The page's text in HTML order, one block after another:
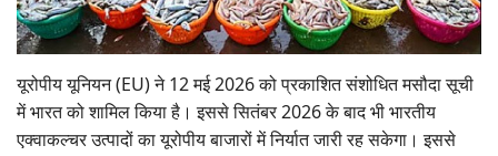
Gallery
National
Latest News
यूरोपीय यूनियन (EU) ने 12 मई 2026 को प्रकाशित संशोधित मसौदा सूची
में भारत को शामिल किया है। इससे सितंबर 2026 के बाद भी भारतीय
एक्वाकल्चर उत्पादों का यूरोपीय बाजारों में निर्यात जारी रह सकेगा। इससे